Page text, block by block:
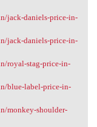
jack-daniels-price-in-
jack-daniels-price-in-
royal-stag-price-in-
blue-label-price-in-
monkey-shoulder-